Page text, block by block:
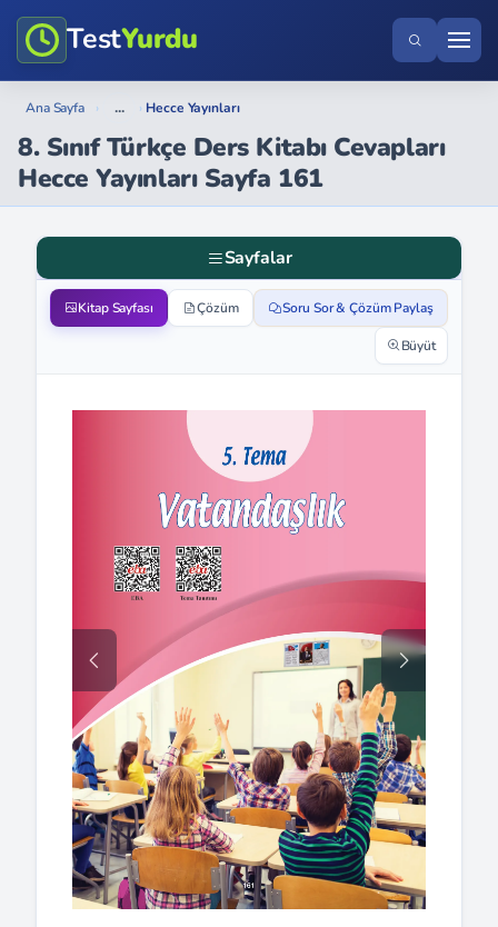
TestYurdu
Ana Sayfa › ... › Hecce Yayınları
8. Sınıf Türkçe Ders Kitabı Cevapları
Hecce Yayınları Sayfa 161
Sayfalar
Kitap Sayfası Çözüm Soru Sor & Çözüm Paylaş
Büyüt